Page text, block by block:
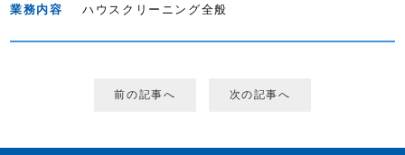
業務内容
ハウスクリーニング全般
前の記事へ 次の記事へ